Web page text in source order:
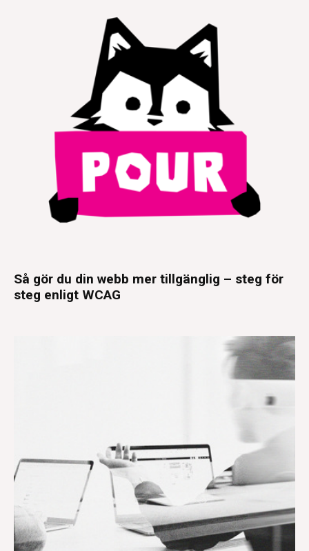
Så gör du din webb mer tillgänglig – steg för
steg enligt WCAG